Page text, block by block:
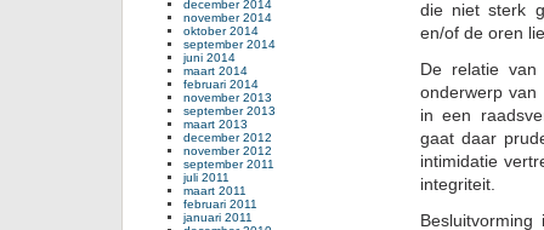
die niet sterk
en/of de oren
De relatie
onderwerp van
in een
gaat daar
intimidatie
integriteit.
december 2014
november 2014
oktober 2014
september 2014
juni 2014
maart 2014
februari 2014
november 2013
september 2013
maart 2013
december 2012
november 2012
september 2011
juli 2011
maart 2011
februari 2011
januari 2011